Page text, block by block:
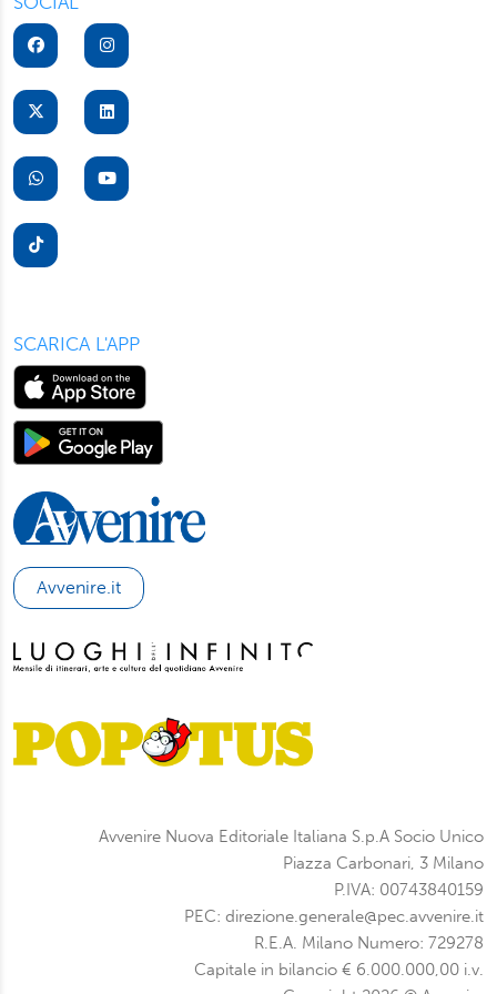
per il buon funzionamento del sito, con “Personalizza”
potrà scegliere quali tipi di cookie saranno installati sul
suo dispositivo. Potrà modificare in ogni momento le sue
preferenze cliccando sull’interruttore in basso a sinistra
presente in ogni pagina del nostro sito. Per maggior
informativa privacy
SCARICA L'APP
Avvenire.it
Avvenire Nuova Editoriale Italiana S.p.A Socio Unico
Piazza Carbonari, 3 Milano
P.IVA: 00743840159
PEC: direzione.generale@pec.avvenire.it
R.E.A. Milano Numero: 729278
Capitale in bilancio € 6.000.000,00 i.v.